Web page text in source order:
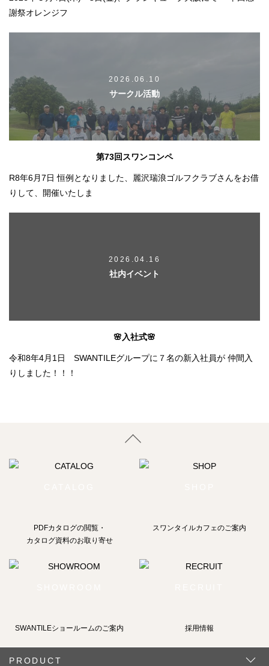
謝祭オレンジフ
2026.06.10
サークル活動
第73回スワンコンペ
R8年6月7日 恒例となりました、麗沢瑞浪ゴルフクラブさんをお借
りして、開催いたしま
2026.04.16
社内イベント
🌸入社式🌸
令和8年4月1日 SWANTILEグループに７名の新入社員が 仲間入
りしました！！！
PDFカタログの閲覧・
カタログ資料のお取り寄せ
スワンタイルカフェのご案内
SWANTILEショールームのご案内 採用情報
PRODUCT